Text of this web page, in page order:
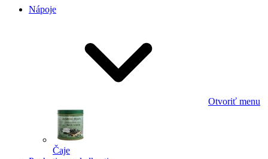
Nápoje
Otvoriť menu
Čaje